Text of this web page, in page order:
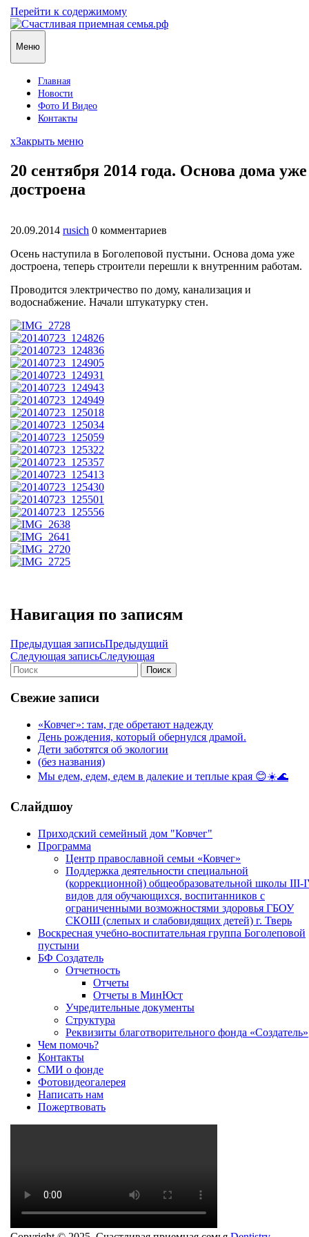
Перейти к содержимому
Меню
Главная
Новости
Фото И Видео
Контакты
xЗакрыть меню
20 сентября 2014 года. Основа дома уже
достроена
20.09.2014 rusich 0 комментариев
Осень наступила в Боголеповой пустыни. Основа дома уже
достроена, теперь строители перешли к внутренним работам.
Проводится электричество по дому, канализация и
водоснабжение. Начали штукатурку стен.
Навигация по записям
Предыдущая записьПредыдущий
Следующая записьСледующая
Поиск
Свежие записи
«Ковчег»: там, где обретают надежду
День рождения, который обернулся драмой.
Дети заботятся об экологии
(без названия)
Мы едем, едем, едем в далекие и теплые края 😊☀️🌊
Слайдшоу
Приходский семейный дом "Ковчег"
Программа
Центр православной семьи «Ковчег»
Поддержка деятельности специальной
(коррекционной) общеобразовательной школы III-
видов для обучающихся, воспитанников с
ограниченными возможностями здоровья ГБОУ
СКОШ (слепых и слабовидящих детей) г. Тверь
Воскресная учебно-воспитательная группа Боголеповой
пустыни
БФ Создатель
Отчетность
Отчеты
Отчеты в МинЮст
Учредительные документы
Структура
Реквизиты благотворительного фонда «Создатель»
Чем помочь?
Контакты
СМИ о фонде
Фотовидеогалерея
Написать нам
Пожертвовать